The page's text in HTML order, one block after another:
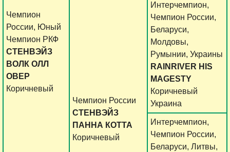
Чемпион
России, Юный
Чемпион РКФ
СТЕНВЭЙЗ
ВОЛК ОЛЛ
ОВЕР
Коричневый
Чемпион России
СТЕНВЭЙЗ
ПАННА КОТТА
Коричневый
Интерчемпион,
Чемпион России,
Беларуси,
Молдовы,
Румынии, Украины
RAINRIVER HIS
MAGESTY
Коричневый
Украина
Интерчемпион,
Чемпион России,
Беларуси, Литвы,